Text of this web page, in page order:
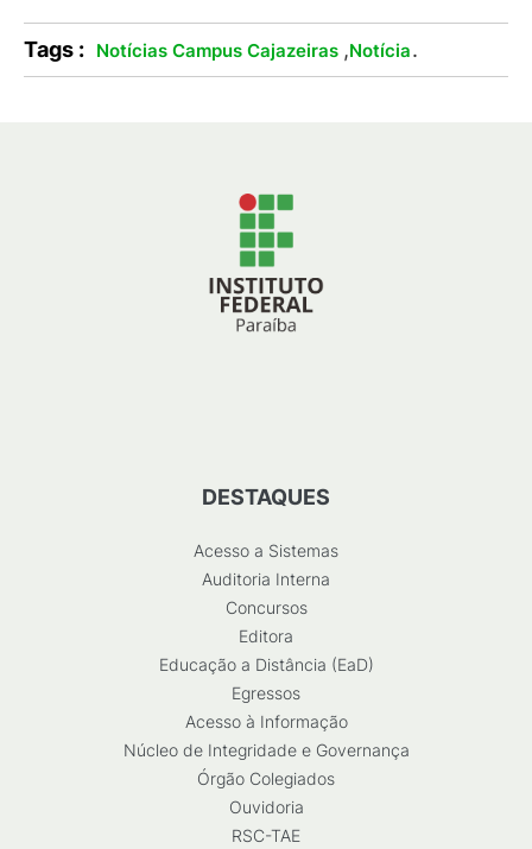
Tags : Notícias Campus Cajazeiras ,Notícia.
DESTAQUES
Acesso a Sistemas
Auditoria Interna
Concursos
Editora
Educação a Distância (EaD)
Egressos
Acesso à Informação
Núcleo de Integridade e Governança
Órgão Colegiados
Ouvidoria
RSC-TAE